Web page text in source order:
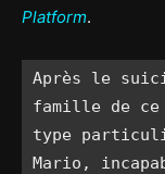
Platform.
Après le
famille de
type
Mario,